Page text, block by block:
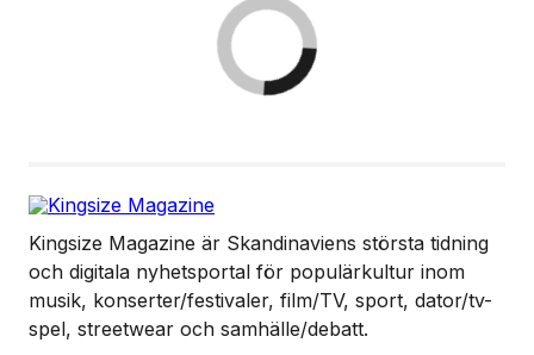
Kingsize Magazine är Skandinaviens största tidning
och digitala nyhetsportal för populärkultur inom
musik, konserter/festivaler, film/TV, sport, dator/tv-
spel, streetwear och samhälle/debatt.